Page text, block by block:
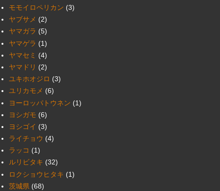
モモイロペリカン (3)
ヤブサメ (2)
ヤマガラ (5)
ヤマゲラ (1)
ヤマセミ (4)
ヤマドリ (2)
ユキホオジロ (3)
ユリカモメ (6)
ヨーロッパトウネン (1)
ヨシガモ (6)
ヨシゴイ (3)
ライチョウ (4)
ラッコ (1)
ルリビタキ (32)
ロクショウヒタキ (1)
茨城県 (68)